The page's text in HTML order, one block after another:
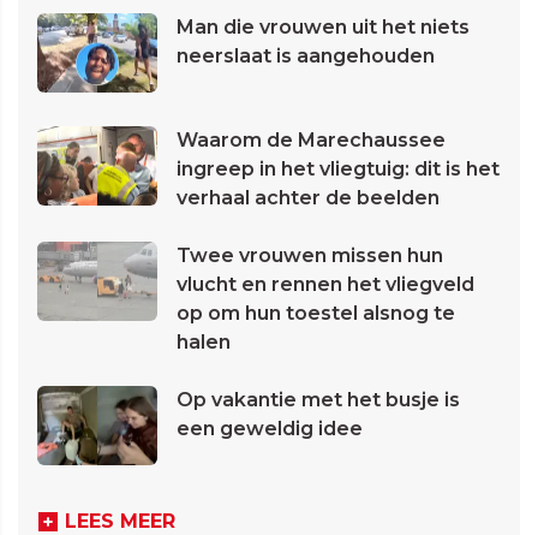
Man die vrouwen uit het niets
neerslaat is aangehouden
Waarom de Marechaussee
ingreep in het vliegtuig: dit is het
verhaal achter de beelden
Twee vrouwen missen hun
vlucht en rennen het vliegveld
op om hun toestel alsnog te
halen
Op vakantie met het busje is
een geweldig idee
LEES MEER